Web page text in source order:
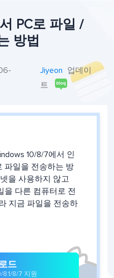
PC로 파일 /
방법
Jiyeon
업데이
트
10/8/7에서 인
파일을 전송하는 방
을 사용하지 않고
을 다른 컴퓨터로 전
지금 파일을 전송하
드
8.1/8/7 지원